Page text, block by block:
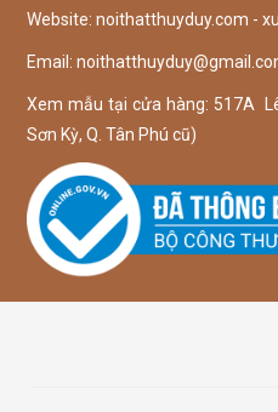
Website: noithatthuyduy.com -
Email:
Xem mẫu tại cửa hàng: 517A Lê
Sơn Kỳ, Q. Tân Phú cũ)